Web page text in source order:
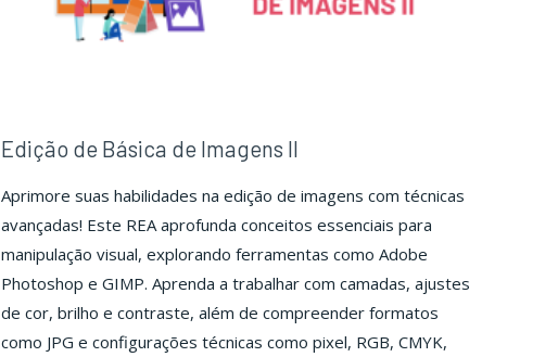
Edição de Básica de Imagens II
Aprimore suas habilidades na edição de imagens com técnicas
avançadas! Este REA aprofunda conceitos essenciais para
manipulação visual, explorando ferramentas como Adobe
Photoshop e GIMP. Aprenda a trabalhar com camadas, ajustes
de cor, brilho e contraste, além de compreender formatos
como JPG e configurações técnicas como pixel, RGB, CMYK,